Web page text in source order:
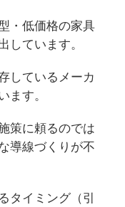
・低価格の家具
しています。
しているメーカ
ます。
策に頼るのでは
導線づくりが不
タイミング（引